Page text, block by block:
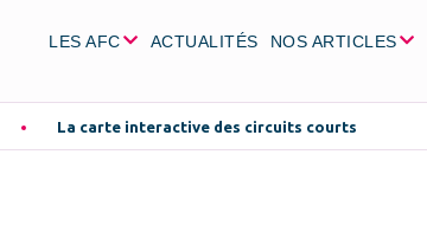
LES AFC ACTUALITÉS NOS ARTICLES
La carte interactive des circuits courts